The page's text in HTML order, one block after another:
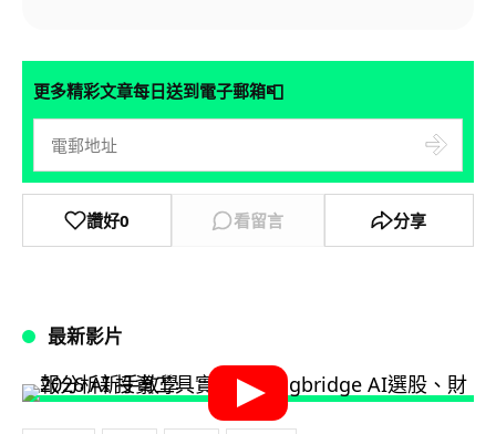
更多精彩文章每日送到電子郵箱📮
讚好0 看留言 分享
最新影片